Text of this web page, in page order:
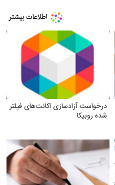
درخواست آزادسازی اکانت‌های فیلتر
شده روبیکا